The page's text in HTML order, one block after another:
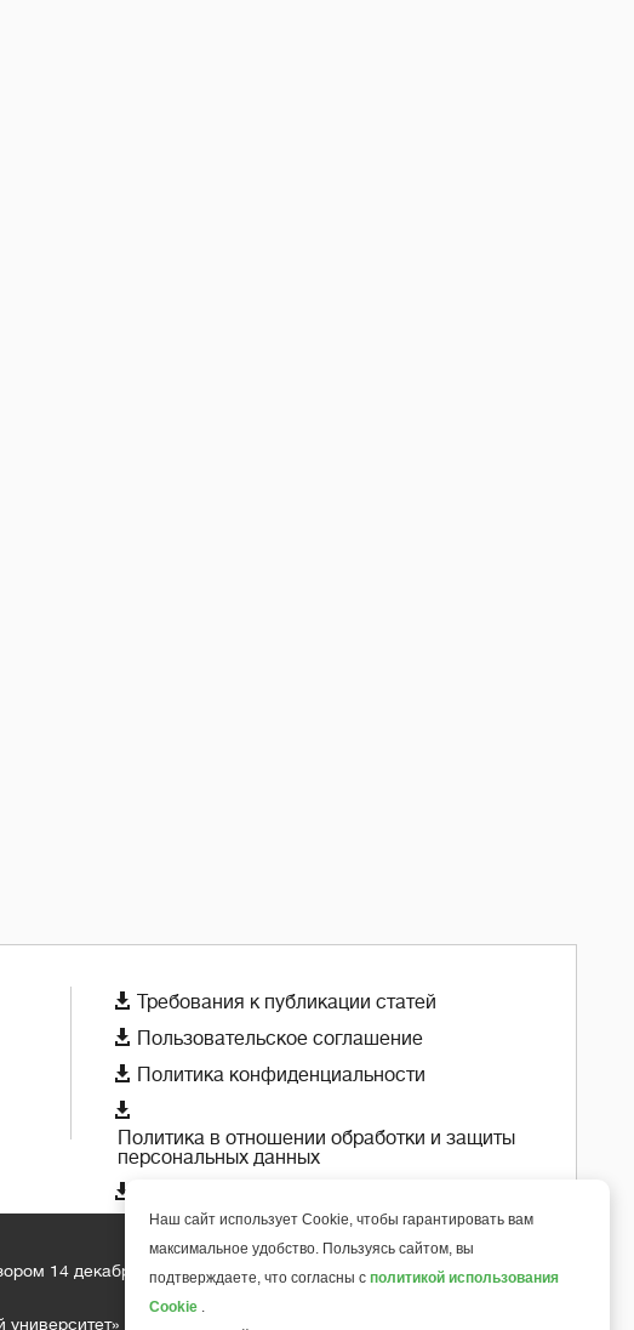
 Требования к публикации статей
 Пользовательское соглашение
 Политика конфиденциальности

Политика в отношении обработки и защиты
персональных данных

14 декабря 2018 года
6+
Наш сайт использует Cookie, чтобы гарантировать вам
максимальное удобство. Пользуясь сайтом, вы
подтверждаете, что согласны с политикой использования
Cookie .